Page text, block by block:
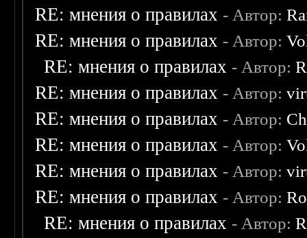
RE: мнения о правилах - Автор:
RE: мнения о правилах - Автор:
RE: мнения о правилах - Автор:
RE: мнения о правилах - Автор:
RE: мнения о правилах - Автор:
RE: мнения о правилах - Автор:
RE: мнения о правилах - Автор:
RE: мнения о правилах - Автор:
RE: мнения о правилах - Автор: